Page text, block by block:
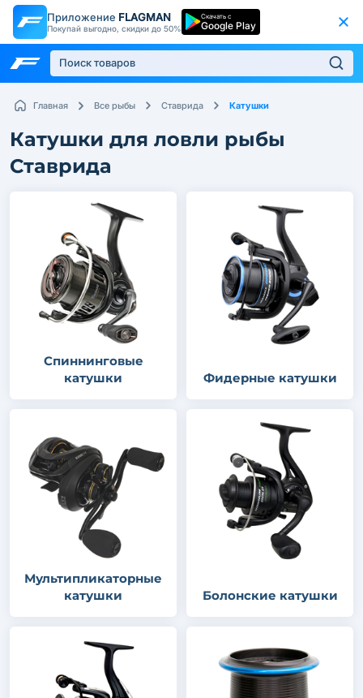
Приложение FLAGMAN
Покупай выгодно, скидки до 50%
Скачать с
Google Play
Главная Все рыбы Ставрида Катушки
Катушки для ловли рыбы
Ставрида
Спиннинговые
катушки
Фидерные катушки
Мультипликаторные
катушки
Болонские катушки